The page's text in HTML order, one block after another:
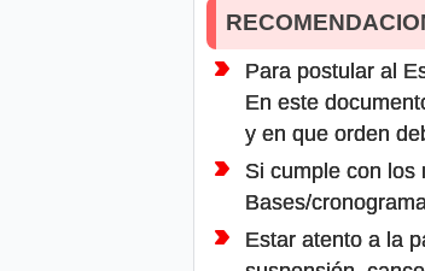
Para postular al
En este
y en que orden
Si cumple con los
Bases/
Estar atento a la